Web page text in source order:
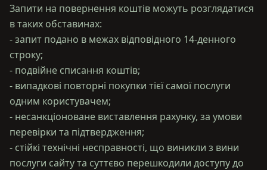
Запити на повернення коштів можуть розглядатися
в таких обставинах:
- запит подано в межах відповідного 14-денного
строку;
- подвійне списання коштів;
- випадкові повторні покупки тієї самої послуги
одним користувачем;
- несанкціоноване виставлення рахунку, за умови
перевірки та підтвердження;
- стійкі технічні несправності, що виникли з вини
послуги сайту та суттєво перешкодили доступу до